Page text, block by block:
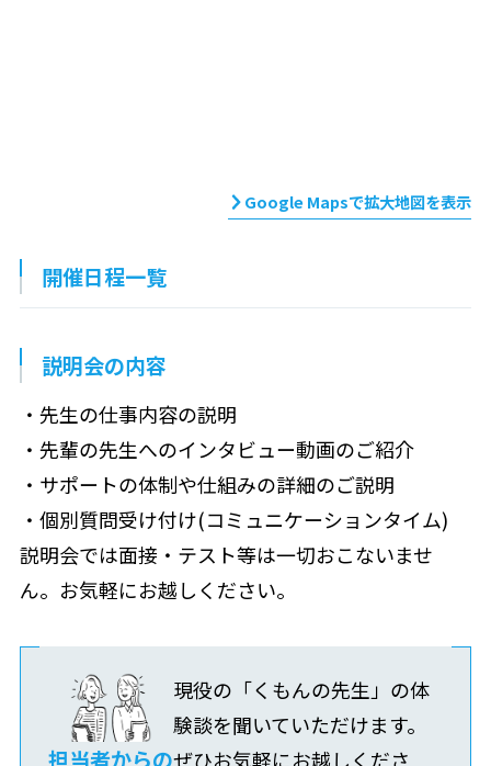
Google Mapsで拡大地図を表示
開催日程一覧
説明会の内容
・先生の仕事内容の説明
・先輩の先生へのインタビュー動画のご紹介
・サポートの体制や仕組みの詳細のご説明
・個別質問受け付け(コミュニケーションタイム)
説明会では面接・テスト等は一切おこないませ
ん。お気軽にお越しください。
担当者からの
現役の「くもんの先生」の体
験談を聞いていただけます。
ぜひお気軽にお越しくださ